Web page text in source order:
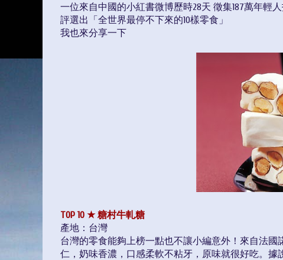
一位來自中國的小紅書微博歷時28天 徵集187萬年輕
評選出「全世界最停不下來的10樣零食」
我也來分享一下
TOP 10 ★ 糖村牛軋糖
產地：台灣
台灣的零食能夠上榜一點也不讓小編意外！來自法
仁，奶味香濃，口感柔軟不粘牙，原味就很好吃。據